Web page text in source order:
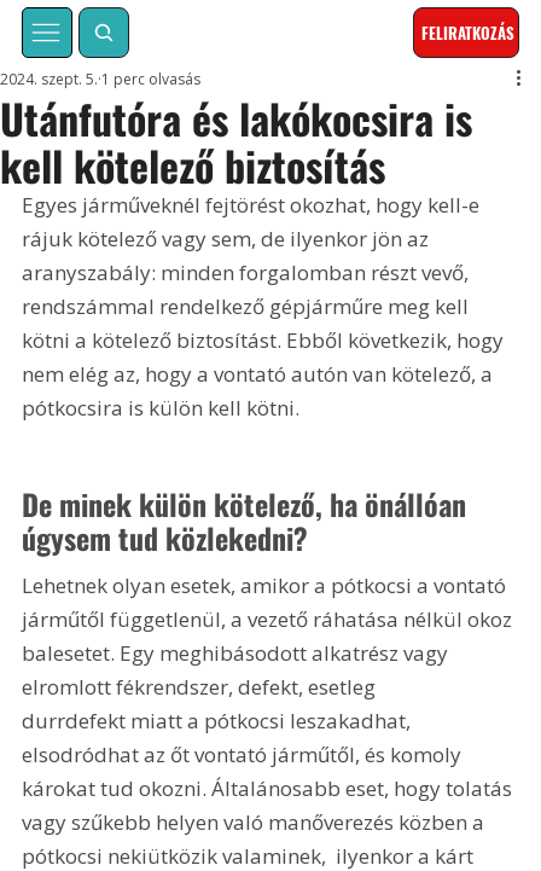
FELIRATKOZÁS
Utánfutóra és lakókocsira is
kell kötelező biztosítás
2024. szept. 5. 1 perc olvasás
Egyes járműveknél fejtörést okozhat, hogy kell-e
rájuk kötelező vagy sem, de ilyenkor jön az
aranyszabály: minden forgalomban részt vevő,
rendszámmal rendelkező gépjárműre meg kell
kötni a kötelező biztosítást. Ebből következik, hogy
nem elég az, hogy a vontató autón van kötelező, a
pótkocsira is külön kell kötni.
De minek külön kötelező, ha önállóan
úgysem tud közlekedni?
Lehetnek olyan esetek, amikor a pótkocsi a vontató
járműtől függetlenül, a vezető ráhatása nélkül okoz
balesetet. Egy meghibásodott alkatrész vagy
elromlott fékrendszer, defekt, esetleg
durrdefekt miatt a pótkocsi leszakadhat,
elsodródhat az őt vontató járműtől, és komoly
károkat tud okozni. Általánosabb eset, hogy tolatás
vagy szűkebb helyen való manőverezés közben a
pótkocsi nekiütközik valaminek,  ilyenkor a kárt